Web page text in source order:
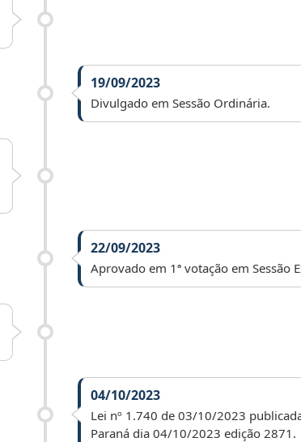
19/09/2023
Divulgado em Sessão Ordinária.
22/09/2023
Aprovado em 1ª votação em Sessão
04/10/2023
Lei nº 1.740 de 03/10/2023
Paraná dia 04/10/2023 edição 2871.